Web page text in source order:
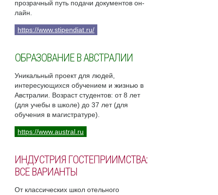
прозрачный путь подачи документов он-
лайн.
https://www.stipendiat.ru/
ОБРАЗОВАНИЕ В АВСТРАЛИИ
Уникальный проект для людей,
интересующихся обучением и жизнью в
Австралии. Возраст студентов: от 8 лет
(для учебы в школе) до 37 лет (для
обучения в магистратуре).
https://www.austral.ru
ИНДУСТРИЯ ГОСТЕПРИИМСТВА:
ВСЕ ВАРИАНТЫ
От классических школ отельного